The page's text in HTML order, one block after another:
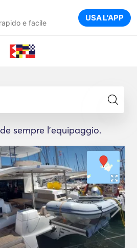
e facile USA L'APP
sempre l'equipaggio.